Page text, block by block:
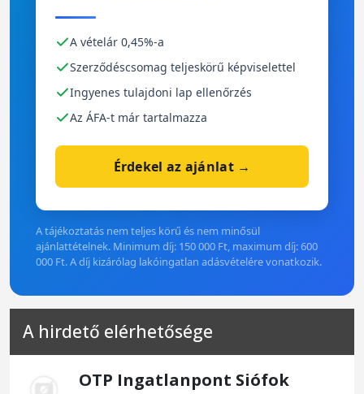
A vételár 0,45%-a
Szerződéscsomag teljeskörű képviselettel
Ingyenes tulajdoni lap ellenőrzés
Az ÁFA-t már tartalmazza
Érdekel az ajánlat →
A tájékoztatás nem teljes körű és nem minősül
ajánlattételnek. Minimum díj: 150 000 Ft, maximum díj: 600
000 Ft. A díj kizárólag lakóingatlan adásvételére vonatkozik.
A hirdető elérhetősége
OTP Ingatlanpont Siófok